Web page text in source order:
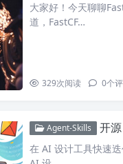
大家好！今天聊聊
道，FastCF…
329次阅读 0个
Agent-Skills 开源
在 AI 设计工具快速